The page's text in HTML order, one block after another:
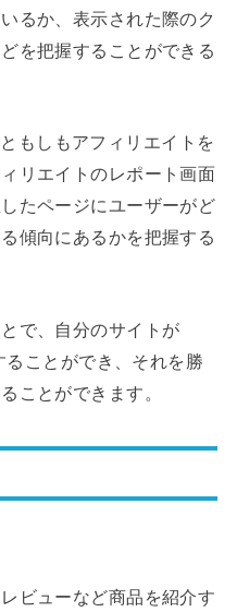
るか、表示された際のク
を把握することができる
もしもアフィリエイトを
リエイトのレポート画面
たページにユーザーがど
傾向にあるかを把握する
で、自分のサイトが
ことができ、それを勝
ことができます。
ビューなど商品を紹介す